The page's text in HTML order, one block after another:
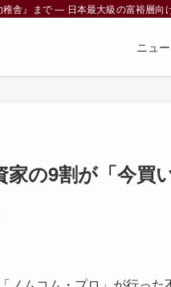
稚舎』まで ― 日本最大級の富裕層
ニュ
の9割が「今買